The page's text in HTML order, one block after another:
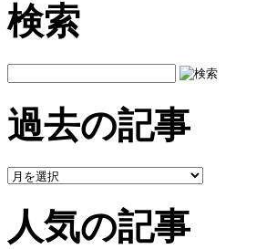
検索
過去の記事
人気の記事